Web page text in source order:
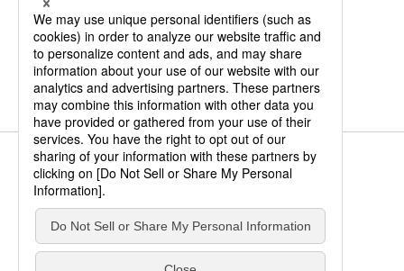
代表メッセージ
MVV・行動指針
会社概要・役員
一覧
沿革
個人情報保護方針 情報セキュリティ基本方針
IS 701231 / ISO 27001